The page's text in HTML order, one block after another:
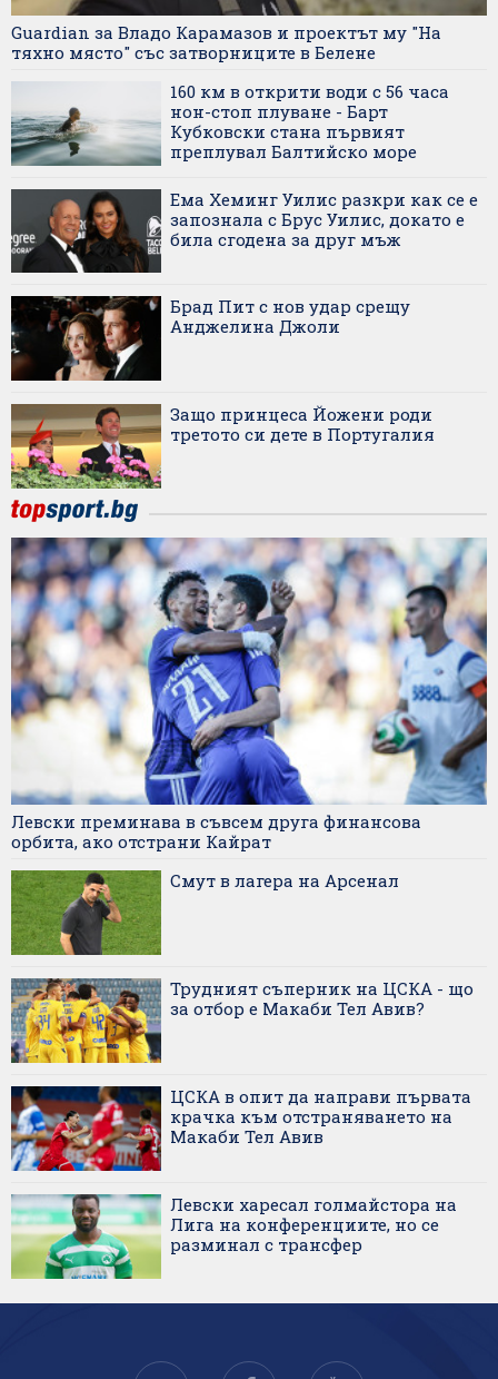
Guardian за Владо Карамазов и проектът му "На
тяхно място" със затворниците в Белене
160 км в открити води с 56 часа
нон-стоп плуване - Барт
Кубковски стана първият
преплувал Балтийско море
Ема Хеминг Уилис разкри как се е
запознала с Брус Уилис, докато е
била сгодена за друг мъж
Брад Пит с нов удар срещу
Анджелина Джоли
Защо принцеса Йожени роди
третото си дете в Португалия
Левски преминава в съвсем друга финансова
орбита, ако отстрани Кайрат
Смут в лагера на Арсенал
Трудният съперник на ЦСКА - що
за отбор е Макаби Тел Авив?
ЦСКА в опит да направи първата
крачка към отстраняването на
Макаби Тел Авив
Левски харесал голмайстора на
Лига на конференциите, но се
разминал с трансфер